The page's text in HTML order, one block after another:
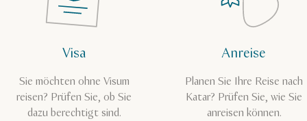
Visa
Sie möchten ohne Visum
reisen? Prüfen Sie, ob Sie
dazu berechtigt sind.
Anreise
Planen Sie Ihre Reise nach
Katar? Prüfen Sie, wie Sie
anreisen können.